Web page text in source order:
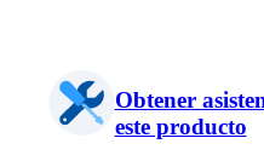
Obtener
este producto